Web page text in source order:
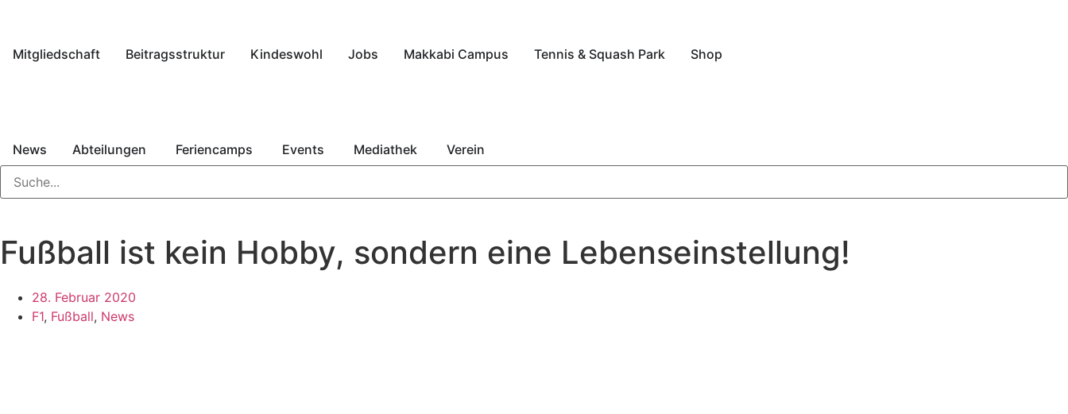
Mitgliedschaft Beitragsstruktur Kindeswohl Jobs Makkabi Campus Tennis & Squash Park Shop
News Abteilungen Feriencamps Events Mediathek Verein
Fußball ist kein Hobby, sondern eine Lebenseinstellung!
28. Februar 2020
F1, Fußball, News